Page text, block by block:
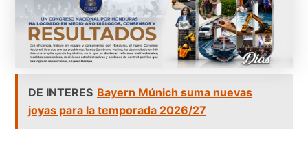
DE INTERES Bayern Múnich suma nuevas
joyas para la temporada 2026/27